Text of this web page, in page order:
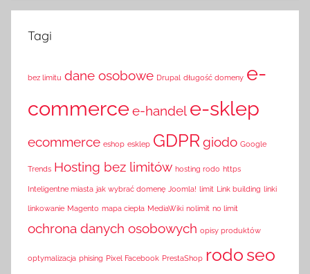
Tagi
bez limitu dane osobowe Drupal długość domeny e-
commercee-handel e-sklep
ecommerce eshop esklep GDPRgiodo Google
Trends Hosting bez limitów hosting rodo https
Inteligentne miasta jak wybrać domenę Joomla! limit Link building linki
linkowanie Magento mapa ciepła MediaWiki nolimit no limit
ochrona danych osobowych opisy produktów
optymalizacja phising Pixel Facebook PrestaShop rodo seo